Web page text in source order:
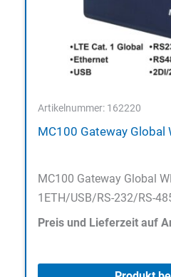
Artikelnummer: 162220
MC100 Gateway Global
MC100 Gateway Global
1ETH/USB/RS-232/RS-
Preis und Lieferzeit auf